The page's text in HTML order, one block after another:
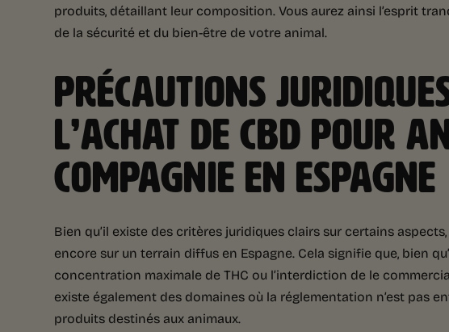
produits, détaillant leur composition. Vous aurez ainsi l’esprit
de la sécurité et du bien-être de votre animal.
PRÉCAUTIONS
L’ACHAT DE CBD POUR
COMPAGNIE EN ESPAGNE
Bien qu’il existe des critères juridiques clairs sur certains
encore sur un terrain diffus en Espagne. Cela signifie que, bien
concentration maximale de THC ou l’interdiction de le
existe également des domaines où la réglementation n’est pas
produits destinés aux animaux.